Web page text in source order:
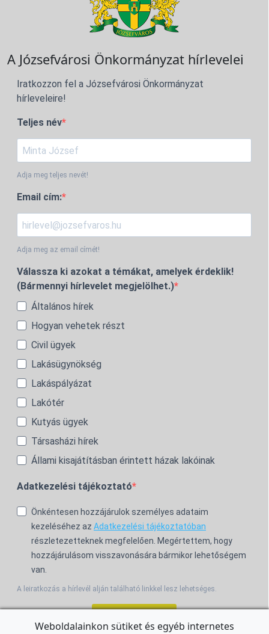
A Józsefvárosi Önkormányzat hírlevelei
Iratkozzon fel a Józsefvárosi Önkormányzat
hírleveleire!
Teljes név
Adja meg teljes nevét!
Email cím:
Adja meg az email címét!
Válassza ki azokat a témákat, amelyek érdeklik!
(Bármennyi hírlevelet megjelölhet.)
Általános hírek
Hogyan vehetek részt
Civil ügyek
Lakásügynökség
Lakáspályázat
Lakótér
Kutyás ügyek
Társasházi hírek
Állami kisajátításban érintett házak lakóinak
Adatkezelési tájékoztató
Önkéntesen hozzájárulok személyes adataim
kezeléséhez az Adatkezelési tájékoztatóban
részletezetteknek megfelelően. Megértettem, hogy
hozzájárulásom visszavonására bármikor lehetőségem
van.
A leiratkozás a hírlevél alján található linkkel lesz lehetséges.
Weboldalainkon sütiket és egyéb internetes